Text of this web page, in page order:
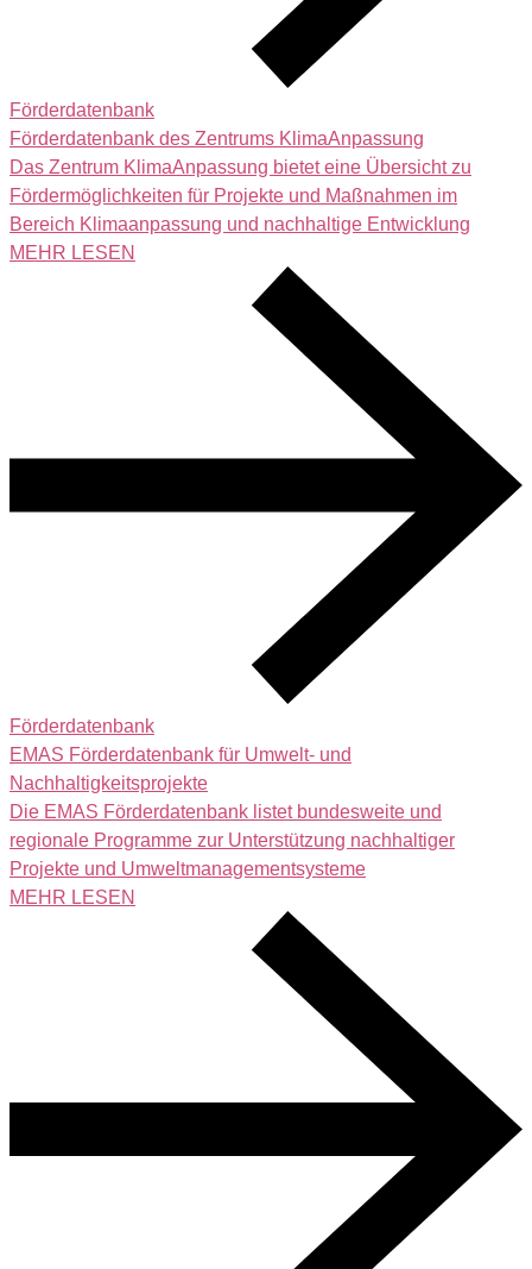
Förderdatenbank
Förderdatenbank des Zentrums KlimaAnpassung
Das Zentrum KlimaAnpassung bietet eine Übersicht zu
Fördermöglichkeiten für Projekte und Maßnahmen im
Bereich Klimaanpassung und nachhaltige Entwicklung
MEHR LESEN
Förderdatenbank
EMAS Förderdatenbank für Umwelt- und
Nachhaltigkeitsprojekte
Die EMAS Förderdatenbank listet bundesweite und
regionale Programme zur Unterstützung nachhaltiger
Projekte und Umweltmanagementsysteme
MEHR LESEN